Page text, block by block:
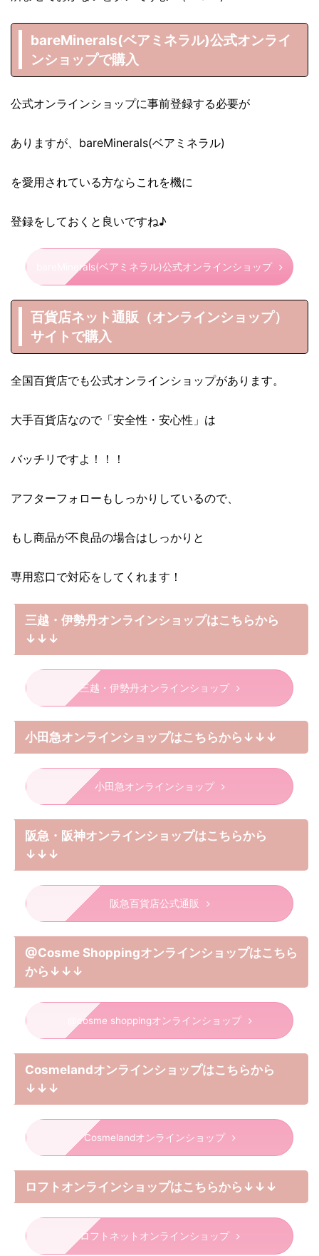
bareMinerals(ベアミネラル)公式オンライ
ンショップで購入
公式オンラインショップに事前登録する必要が
ありますが、bareMinerals(ベアミネラル)
を愛用されている方ならこれを機に
登録をしておくと良いですね♪
bareMinerals(ベアミネラル)公式オンラインショップ
百貨店ネット通販（オンラインショップ）
サイトで購入
全国百貨店でも公式オンラインショップがあります。
大手百貨店なので「安全性・安心性」は
バッチリですよ！！！
アフターフォローもしっかりしているので、
もし商品が不良品の場合はしっかりと
専用窓口で対応をしてくれます！
三越・伊勢丹オンラインショップはこちらから
↓↓↓
三越・伊勢丹オンラインショップ
小田急オンラインショップはこちらから↓↓↓
小田急オンラインショップ
阪急・阪神オンラインショップはこちらから
↓↓↓
阪急百貨店公式通販
@Cosme Shoppingオンラインショップはこちら
から↓↓↓
@cosme shoppingオンラインショップ
Cosmelandオンラインショップはこちらから
↓↓↓
Cosmelandオンラインショップ
ロフトオンラインショップはこちらから↓↓↓
ロフトネットオンラインショップ